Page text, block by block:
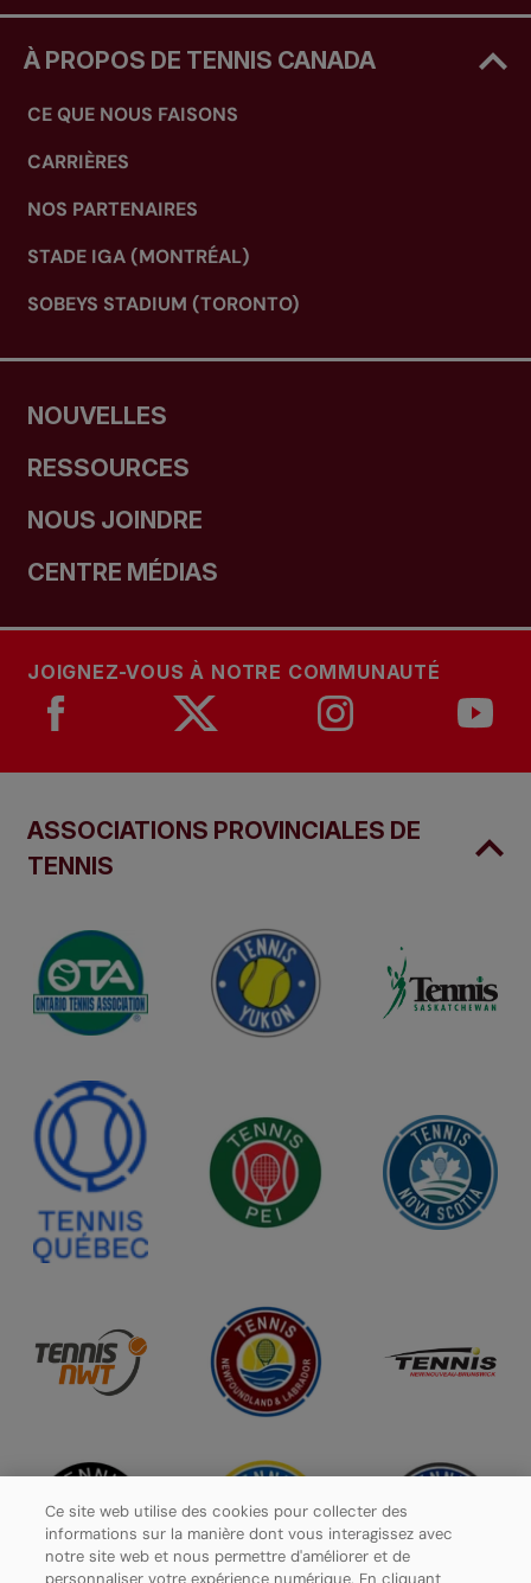
À PROPOS DE TENNIS CANADA
CE QUE NOUS FAISONS
CARRIÈRES
NOS PARTENAIRES
STADE IGA (MONTRÉAL)
SOBEYS STADIUM (TORONTO)
NOUVELLES
RESSOURCES
NOUS JOINDRE
CENTRE MÉDIAS
JOIGNEZ-VOUS À NOTRE COMMUNAUTÉ
ASSOCIATIONS PROVINCIALES DE
TENNIS
Ce site web utilise des cookies pour collecter des
informations sur la manière dont vous interagissez avec
notre site web et nous permettre d'améliorer et de
personnaliser votre expérience numérique. En cliquant